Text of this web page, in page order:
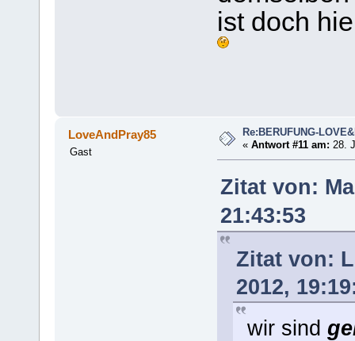
ist doch
LoveAndPray85
Gast
Re:BERUFUNG-
«Antwort #11 am: 28.
Zitat von:
21:43:53
Zitat von:
2012,
wir sind